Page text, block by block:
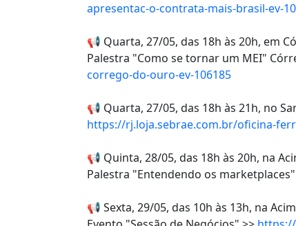
apresentac-o-contrata-mais-brasil-ev-
📢 Quarta, 27/05, das 18h às 20h, em
Palestra "Como se tornar um MEI"
corrego-do-ouro-ev-106185
📢 Quarta, 27/05, das 18h às 21h, no
https://rj.loja.sebrae.com.br/oficina-
📢 Quinta, 28/05, das 18h às 20h, na
Palestra "Entendendo os
📢 Sexta, 29/05, das 10h às 13h, na